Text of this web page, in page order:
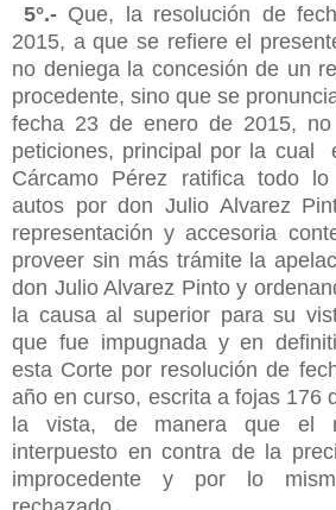
5°.-Que, la resolución de
2015, a que se refiere el
no deniega la concesión de un
procedente, sino que se
fecha 23 de enero de 2015,
peticiones, principal por la cual
Cárcamo Pérez ratifica todo
autos por don Julio Alvarez
representación y accesoria
proveer sin más trámite la
don Julio Alvarez Pinto y
la causa al superior para su
que fue impugnada y en
esta Corte por resolución de
año en curso, escrita a fojas 176
la vista, de manera que el
interpuesto en contra de la
improcedente y por lo